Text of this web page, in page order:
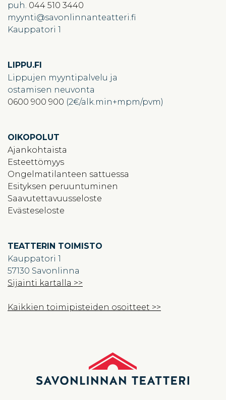
puh. 044 510 3440
myynti
savonlinnanteatteri.fi
Kauppatori 1
LIPPU.FI
Lippujen myyntipalvelu ja
ostamisen neuvonta
0600 900 900 (2€/alk.min+mpm/pvm)
OIKOPOLUT
Ajankohtaista
Esteettömyys
Ongelmatilanteen sattuessa
Esityksen peruuntuminen
Saavutettavuusseloste
Evästeseloste
TEATTERIN TOIMISTO
Kauppatori 1
57130 Savonlinna
Sijainti kartalla >>
Kaikkien toimipisteiden osoitteet >>